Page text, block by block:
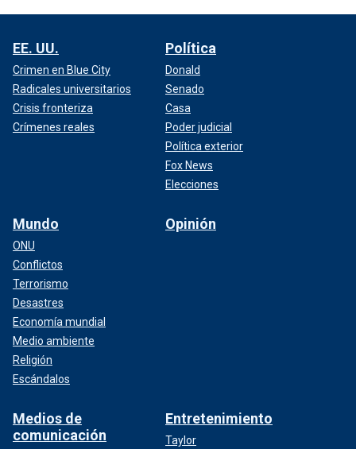
EE. UU.
Crimen en Blue City
Radicales universitarios
Crisis fronteriza
Crímenes reales
Política
Donald
Senado
Casa
Poder judicial
Política exterior
Fox News
Elecciones
Mundo
ONU
Conflictos
Terrorismo
Desastres
Economía mundial
Medio ambiente
Religión
Escándalos
Opinión
Medios de
comunicación
Entretenimiento
Taylor